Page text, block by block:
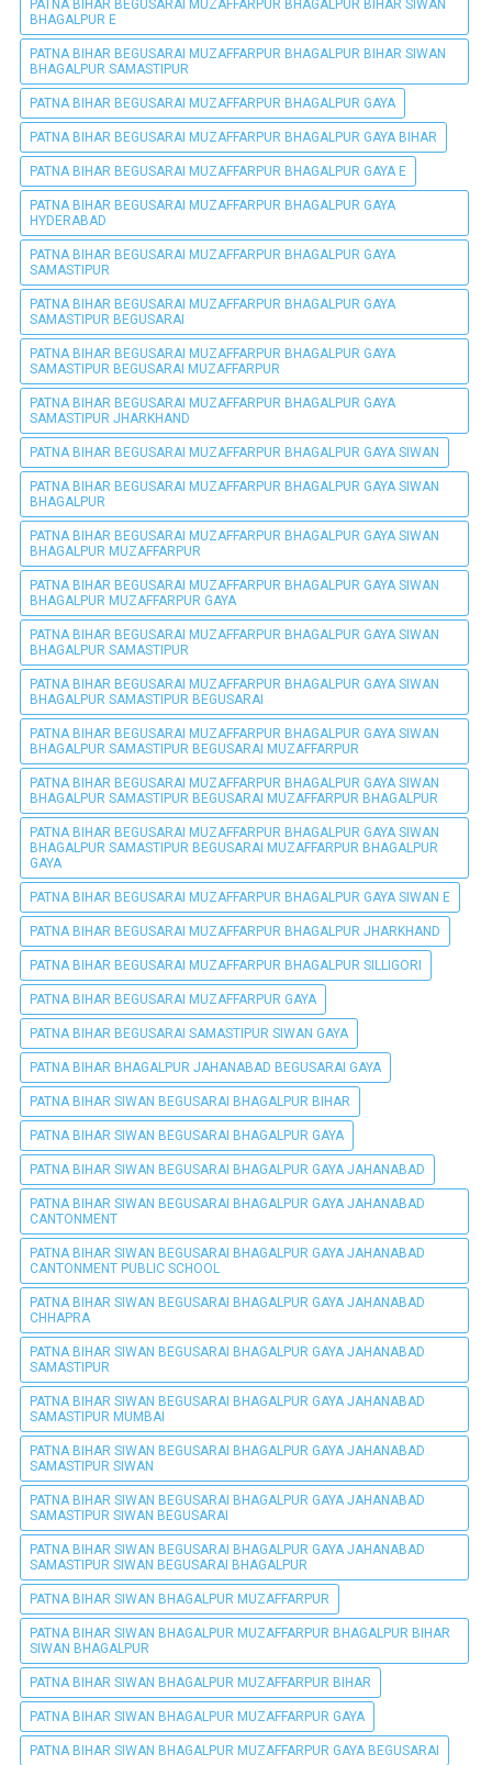
PATNA BIHAR BEGUSARAI MUZAFFARPUR BHAGALPUR BIHAR SIWAN
BHAGALPUR E
PATNA BIHAR BEGUSARAI MUZAFFARPUR BHAGALPUR BIHAR SIWAN
BHAGALPUR SAMASTIPUR
PATNA BIHAR BEGUSARAI MUZAFFARPUR BHAGALPUR GAYA
PATNA BIHAR BEGUSARAI MUZAFFARPUR BHAGALPUR GAYA BIHAR
PATNA BIHAR BEGUSARAI MUZAFFARPUR BHAGALPUR GAYA E
PATNA BIHAR BEGUSARAI MUZAFFARPUR BHAGALPUR GAYA
HYDERABAD
PATNA BIHAR BEGUSARAI MUZAFFARPUR BHAGALPUR GAYA
SAMASTIPUR
PATNA BIHAR BEGUSARAI MUZAFFARPUR BHAGALPUR GAYA
SAMASTIPUR BEGUSARAI
PATNA BIHAR BEGUSARAI MUZAFFARPUR BHAGALPUR GAYA
SAMASTIPUR BEGUSARAI MUZAFFARPUR
PATNA BIHAR BEGUSARAI MUZAFFARPUR BHAGALPUR GAYA
SAMASTIPUR JHARKHAND
PATNA BIHAR BEGUSARAI MUZAFFARPUR BHAGALPUR GAYA SIWAN
PATNA BIHAR BEGUSARAI MUZAFFARPUR BHAGALPUR GAYA SIWAN
BHAGALPUR
PATNA BIHAR BEGUSARAI MUZAFFARPUR BHAGALPUR GAYA SIWAN
BHAGALPUR MUZAFFARPUR
PATNA BIHAR BEGUSARAI MUZAFFARPUR BHAGALPUR GAYA SIWAN
BHAGALPUR MUZAFFARPUR GAYA
PATNA BIHAR BEGUSARAI MUZAFFARPUR BHAGALPUR GAYA SIWAN
BHAGALPUR SAMASTIPUR
PATNA BIHAR BEGUSARAI MUZAFFARPUR BHAGALPUR GAYA SIWAN
BHAGALPUR SAMASTIPUR BEGUSARAI
PATNA BIHAR BEGUSARAI MUZAFFARPUR BHAGALPUR GAYA SIWAN
BHAGALPUR SAMASTIPUR BEGUSARAI MUZAFFARPUR
PATNA BIHAR BEGUSARAI MUZAFFARPUR BHAGALPUR GAYA SIWAN
BHAGALPUR SAMASTIPUR BEGUSARAI MUZAFFARPUR BHAGALPUR
PATNA BIHAR BEGUSARAI MUZAFFARPUR BHAGALPUR GAYA SIWAN
BHAGALPUR SAMASTIPUR BEGUSARAI MUZAFFARPUR BHAGALPUR
GAYA
PATNA BIHAR BEGUSARAI MUZAFFARPUR BHAGALPUR GAYA SIWAN E
PATNA BIHAR BEGUSARAI MUZAFFARPUR BHAGALPUR JHARKHAND
PATNA BIHAR BEGUSARAI MUZAFFARPUR BHAGALPUR SILLIGORI
PATNA BIHAR BEGUSARAI MUZAFFARPUR GAYA
PATNA BIHAR BEGUSARAI SAMASTIPUR SIWAN GAYA
PATNA BIHAR BHAGALPUR JAHANABAD BEGUSARAI GAYA
PATNA BIHAR SIWAN BEGUSARAI BHAGALPUR BIHAR
PATNA BIHAR SIWAN BEGUSARAI BHAGALPUR GAYA
PATNA BIHAR SIWAN BEGUSARAI BHAGALPUR GAYA JAHANABAD
PATNA BIHAR SIWAN BEGUSARAI BHAGALPUR GAYA JAHANABAD
CANTONMENT
PATNA BIHAR SIWAN BEGUSARAI BHAGALPUR GAYA JAHANABAD
CANTONMENT PUBLIC SCHOOL
PATNA BIHAR SIWAN BEGUSARAI BHAGALPUR GAYA JAHANABAD
CHHAPRA
PATNA BIHAR SIWAN BEGUSARAI BHAGALPUR GAYA JAHANABAD
SAMASTIPUR
PATNA BIHAR SIWAN BEGUSARAI BHAGALPUR GAYA JAHANABAD
SAMASTIPUR MUMBAI
PATNA BIHAR SIWAN BEGUSARAI BHAGALPUR GAYA JAHANABAD
SAMASTIPUR SIWAN
PATNA BIHAR SIWAN BEGUSARAI BHAGALPUR GAYA JAHANABAD
SAMASTIPUR SIWAN BEGUSARAI
PATNA BIHAR SIWAN BEGUSARAI BHAGALPUR GAYA JAHANABAD
SAMASTIPUR SIWAN BEGUSARAI BHAGALPUR
PATNA BIHAR SIWAN BHAGALPUR MUZAFFARPUR
PATNA BIHAR SIWAN BHAGALPUR MUZAFFARPUR BHAGALPUR BIHAR
SIWAN BHAGALPUR
PATNA BIHAR SIWAN BHAGALPUR MUZAFFARPUR BIHAR
PATNA BIHAR SIWAN BHAGALPUR MUZAFFARPUR GAYA
PATNA BIHAR SIWAN BHAGALPUR MUZAFFARPUR GAYA BEGUSARAI